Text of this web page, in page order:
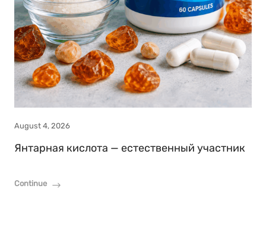
August 4, 2026
Янтарная кислота — естественный участник
Continue